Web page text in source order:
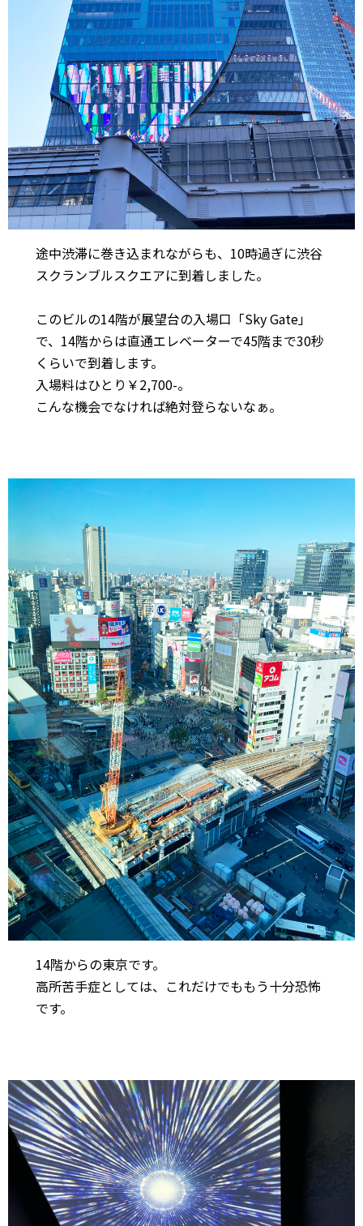
途中渋滞に巻き込まれながらも、10時過ぎに渋谷
スクランブルスクエアに到着しました。
このビルの14階が展望台の入場口「Sky Gate」
で、14階からは直通エレベーターで45階まで30秒
くらいで到着します。
入場料はひとり￥2,700-。
こんな機会でなければ絶対登らないなぁ。
14階からの東京です。
高所苦手症としては、これだけでももう十分恐怖
です。